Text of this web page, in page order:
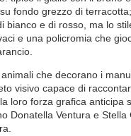
fondo grezzo di
bianco e di rosso, ma lo
e una policromia che
che decorano i
visivo capace di
loro forza grafica anticipa
Donatella Ventura e Stella